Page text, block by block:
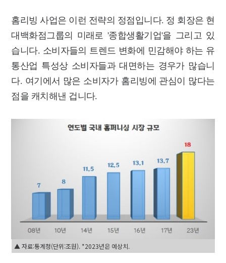
홈리빙 사업은 이런 전략의 정점입니다. 정 회장은 현
대백화점그룹의 미래로 '종합생활기업'을 그리고 있
습니다. 소비자들의 트렌드 변화에 민감해야 하는 유
통산업 특성상 소비자들과 대면하는 경우가 많습니
다. 여기에서 많은 소비자가 홈리빙에 관심이 많다는
점을 캐치해낸 겁니다.
▲ 자료:통계청(단위:조원). *2023년은 예상치.